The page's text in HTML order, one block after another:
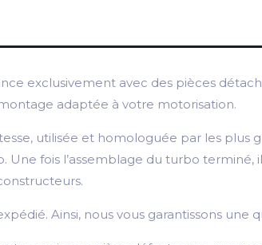
exclusivement avec des pièces
adaptée à votre motorisation.
utilisée et homologuée par les plus
fois l’assemblage du turbo terminé,
Ainsi, nous vous garantissons une